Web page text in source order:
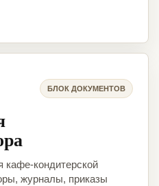
БЛОК ДОКУМЕНТОВ
кафе-кондитерской
журналы, приказы